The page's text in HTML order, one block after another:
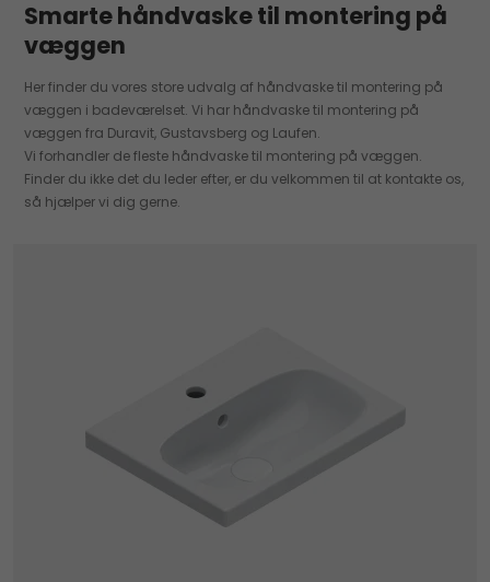
Smarte håndvaske til montering på
væggen
Her finder du vores store udvalg af håndvaske til montering på
væggen i badeværelset. Vi har håndvaske til montering på
væggen fra Duravit, Gustavsberg og Laufen.
Vi forhandler de fleste håndvaske til montering på væggen.
Finder du ikke det du leder efter, er du velkommen til at kontakte os,
så hjælper vi dig gerne.